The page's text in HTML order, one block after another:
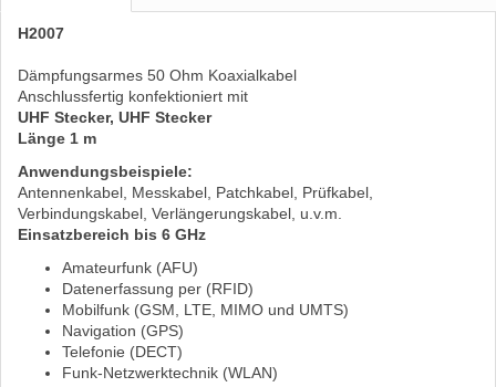
H2007
Dämpfungsarmes 50 Ohm Koaxialkabel
Anschlussfertig konfektioniert mit
UHF Stecker, UHF Stecker
Länge 1 m
Anwendungsbeispiele:
Antennenkabel, Messkabel, Patchkabel, Prüfkabel,
Verbindungskabel, Verlängerungskabel, u.v.m.
Einsatzbereich bis 6 GHz
Amateurfunk (AFU)
Datenerfassung per (RFID)
Mobilfunk (GSM, LTE, MIMO und UMTS)
Navigation (GPS)
Telefonie (DECT)
Funk-Netzwerktechnik (WLAN)